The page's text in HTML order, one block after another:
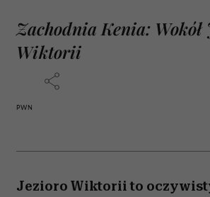
Zachodnia Kenia: Wokół
Wiktorii
PWN
Jezioro Wiktorii to